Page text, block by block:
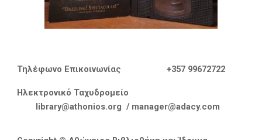
Τηλέφωνο Επικοινωνίας +357 99672722
Ηλεκτρονικό Ταχυδρομείο
library@athonios.org / manager@adacy.com